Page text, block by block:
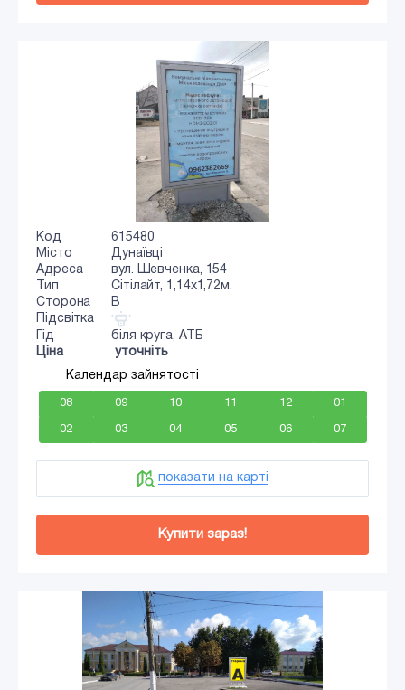
Код
615480
Місто
Дунаївці
Адреса
вул. Шевченка, 154
Тип
Сiтiлайт, 1,14х1,72м.
Сторона
B
Підсвітка
Гід
біля круга, АТБ
Ціна
уточніть
Календар зайнятості
08 09 10 11 12 01
02 03 04 05 06 07
показати на карті
Купити зараз!